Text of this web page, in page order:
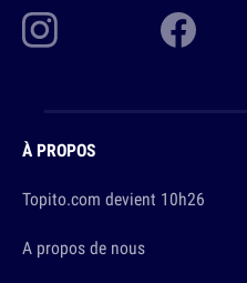
À PROPOS
Topito.com devient 10h26
A propos de nous